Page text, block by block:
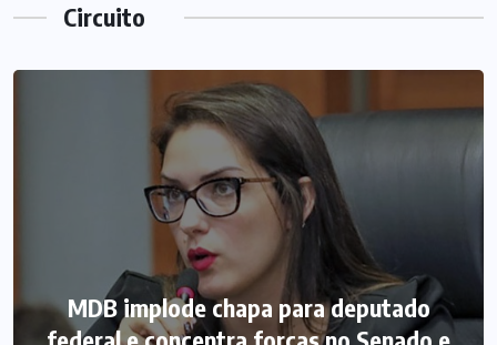
Circuito
MDB implode chapa para deputado